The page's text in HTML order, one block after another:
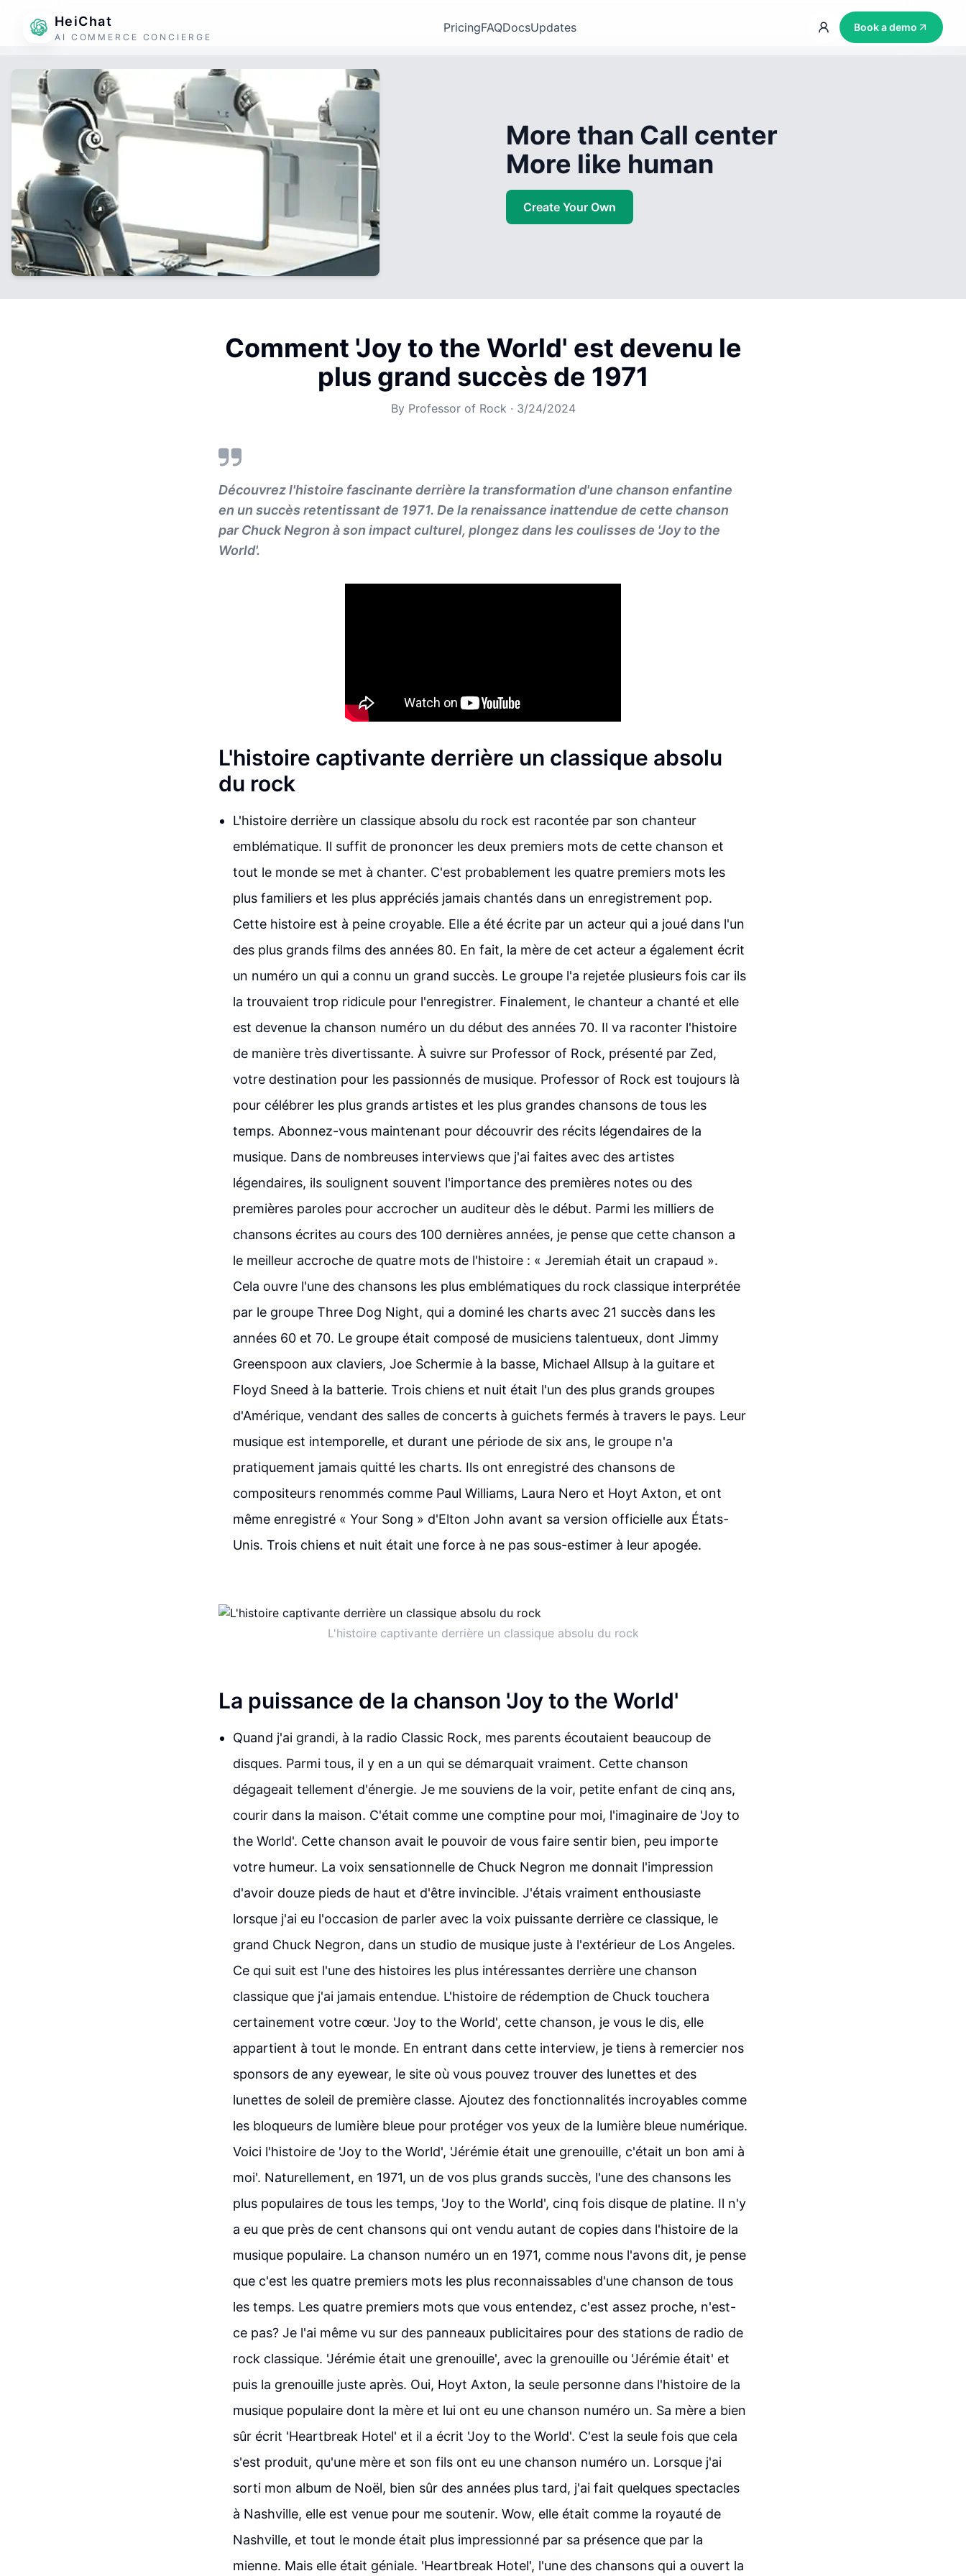
HeiChat
AI COMMERCE CONCIERGE
PricingFAQDocsUpdates Book a demo
More than Call center
More like human
Create Your Own
Comment 'Joy to the World' est devenu le
plus grand succès de 1971
By Professor of Rock · 3/24/2024
Découvrez l'histoire fascinante derrière la transformation d'une chanson enfantine
en un succès retentissant de 1971. De la renaissance inattendue de cette chanson
par Chuck Negron à son impact culturel, plongez dans les coulisses de 'Joy to the
World'.
L'histoire captivante derrière un classique absolu
du rock
L'histoire derrière un classique absolu du rock est racontée par son chanteur
emblématique. Il suffit de prononcer les deux premiers mots de cette chanson et
tout le monde se met à chanter. C'est probablement les quatre premiers mots les
plus familiers et les plus appréciés jamais chantés dans un enregistrement pop.
Cette histoire est à peine croyable. Elle a été écrite par un acteur qui a joué dans l'un
des plus grands films des années 80. En fait, la mère de cet acteur a également écrit
un numéro un qui a connu un grand succès. Le groupe l'a rejetée plusieurs fois car ils
la trouvaient trop ridicule pour l'enregistrer. Finalement, le chanteur a chanté et elle
est devenue la chanson numéro un du début des années 70. Il va raconter l'histoire
de manière très divertissante. À suivre sur Professor of Rock, présenté par Zed,
votre destination pour les passionnés de musique. Professor of Rock est toujours là
pour célébrer les plus grands artistes et les plus grandes chansons de tous les
temps. Abonnez-vous maintenant pour découvrir des récits légendaires de la
musique. Dans de nombreuses interviews que j'ai faites avec des artistes
légendaires, ils soulignent souvent l'importance des premières notes ou des
premières paroles pour accrocher un auditeur dès le début. Parmi les milliers de
chansons écrites au cours des 100 dernières années, je pense que cette chanson a
le meilleur accroche de quatre mots de l'histoire : « Jeremiah était un crapaud ».
Cela ouvre l'une des chansons les plus emblématiques du rock classique interprétée
par le groupe Three Dog Night, qui a dominé les charts avec 21 succès dans les
années 60 et 70. Le groupe était composé de musiciens talentueux, dont Jimmy
Greenspoon aux claviers, Joe Schermie à la basse, Michael Allsup à la guitare et
Floyd Sneed à la batterie. Trois chiens et nuit était l'un des plus grands groupes
d'Amérique, vendant des salles de concerts à guichets fermés à travers le pays. Leur
musique est intemporelle, et durant une période de six ans, le groupe n'a
pratiquement jamais quitté les charts. Ils ont enregistré des chansons de
compositeurs renommés comme Paul Williams, Laura Nero et Hoyt Axton, et ont
même enregistré « Your Song » d'Elton John avant sa version officielle aux États-
Unis. Trois chiens et nuit était une force à ne pas sous-estimer à leur apogée.
L'histoire captivante derrière un classique absolu du rock
La puissance de la chanson 'Joy to the World'
Quand j'ai grandi, à la radio Classic Rock, mes parents écoutaient beaucoup de
disques. Parmi tous, il y en a un qui se démarquait vraiment. Cette chanson
dégageait tellement d'énergie. Je me souviens de la voir, petite enfant de cinq ans,
courir dans la maison. C'était comme une comptine pour moi, l'imaginaire de 'Joy to
the World'. Cette chanson avait le pouvoir de vous faire sentir bien, peu importe
votre humeur. La voix sensationnelle de Chuck Negron me donnait l'impression
d'avoir douze pieds de haut et d'être invincible. J'étais vraiment enthousiaste
lorsque j'ai eu l'occasion de parler avec la voix puissante derrière ce classique, le
grand Chuck Negron, dans un studio de musique juste à l'extérieur de Los Angeles.
Ce qui suit est l'une des histoires les plus intéressantes derrière une chanson
classique que j'ai jamais entendue. L'histoire de rédemption de Chuck touchera
certainement votre cœur. 'Joy to the World', cette chanson, je vous le dis, elle
appartient à tout le monde. En entrant dans cette interview, je tiens à remercier nos
sponsors de any eyewear, le site où vous pouvez trouver des lunettes et des
lunettes de soleil de première classe. Ajoutez des fonctionnalités incroyables comme
les bloqueurs de lumière bleue pour protéger vos yeux de la lumière bleue numérique.
Voici l'histoire de 'Joy to the World', 'Jérémie était une grenouille, c'était un bon ami à
moi'. Naturellement, en 1971, un de vos plus grands succès, l'une des chansons les
plus populaires de tous les temps, 'Joy to the World', cinq fois disque de platine. Il n'y
a eu que près de cent chansons qui ont vendu autant de copies dans l'histoire de la
musique populaire. La chanson numéro un en 1971, comme nous l'avons dit, je pense
que c'est les quatre premiers mots les plus reconnaissables d'une chanson de tous
les temps. Les quatre premiers mots que vous entendez, c'est assez proche, n'est-
ce pas? Je l'ai même vu sur des panneaux publicitaires pour des stations de radio de
rock classique. 'Jérémie était une grenouille', avec la grenouille ou 'Jérémie était' et
puis la grenouille juste après. Oui, Hoyt Axton, la seule personne dans l'histoire de la
musique populaire dont la mère et lui ont eu une chanson numéro un. Sa mère a bien
sûr écrit 'Heartbreak Hotel' et il a écrit 'Joy to the World'. C'est la seule fois que cela
s'est produit, qu'une mère et son fils ont eu une chanson numéro un. Lorsque j'ai
sorti mon album de Noël, bien sûr des années plus tard, j'ai fait quelques spectacles
à Nashville, elle est venue pour me soutenir. Wow, elle était comme la royauté de
Nashville, et tout le monde était plus impressionné par sa présence que par la
mienne. Mais elle était géniale. 'Heartbreak Hotel', l'une des chansons qui a ouvert la